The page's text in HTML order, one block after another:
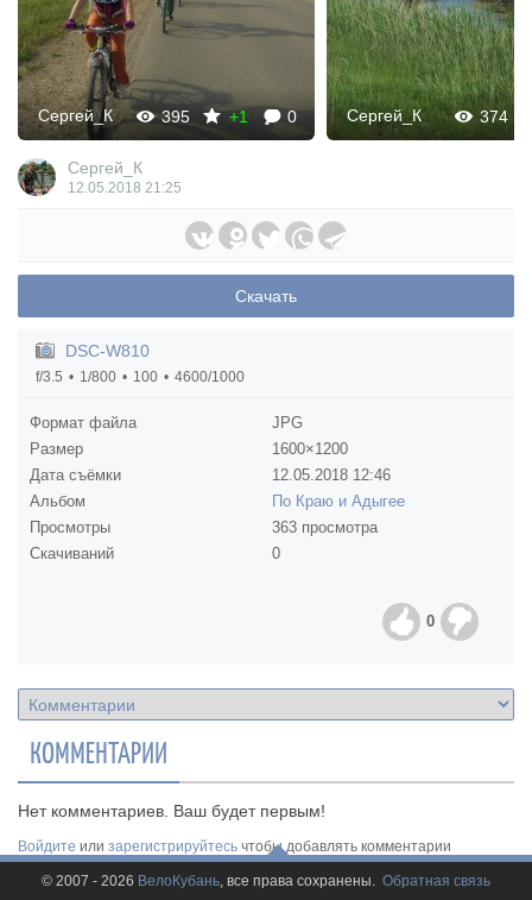
395 +1 0
Сергей_К 374
Сергей_К
Сергей_К
12.05.2018 21:25
Скачать
DSC-W810
f/3.5 1/800 100 4600/1000
Формат файла
JPG
Размер
1600×1200
Дата съёмки
12.05.2018 12:46
Альбом
По Краю и Адыгее
Просмотры
363 просмотра
Скачиваний
0
0
КОММЕНТАРИИ
Нет комментариев. Ваш будет первым!
Войдите или зарегистрируйтесь чтобы добавлять комментарии
© 2007 - 2026 ВелоКубань, все права сохранены. Обратная связь